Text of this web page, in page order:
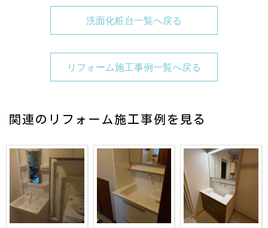
洗面化粧台一覧へ戻る
リフォーム施工事例一覧へ戻る
関連のリフォーム施工事例を見る